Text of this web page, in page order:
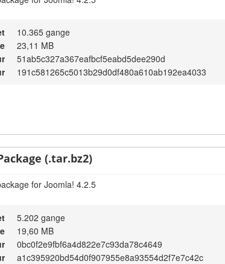
10.365 gange
23,11 MB
51ab5c327a367eafbcf5eabd5dee290d
191c581265c5013b29d0df480a610ab192ea4033
(.tar.bz2)
for Joomla! 4.2.5
5.202 gange
19,60 MB
0bc0f2e9fbf6a4d822e7c93da78c4649
a1c395920bd54d0f907955e8a93554d2f7e7c42c